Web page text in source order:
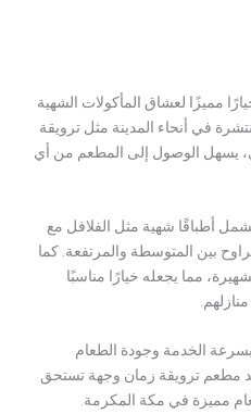
مميزًا لعشاق المأكولات الشهية
في أنحاء المدينة مثل ترويقة
يسهل الوصول إلى المطعم من أي
أطباقًا شهية مثل الفلافل مع
بين المتوسطة والمرتفعة. كما
مما يجعله خيارًا مناسبًا
بسرعة الخدمة وجودة الطعام
مطعم ترويقة زمان وجهة تستحق
مميزة في مكة المكرمة.